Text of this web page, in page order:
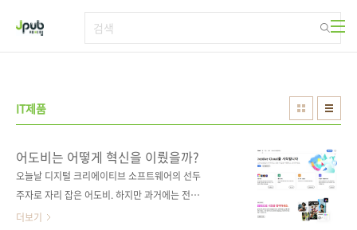
IT제품
어도비는 어떻게 혁신을 이뤘을까?
오늘날 디지털 크리에이티브 소프트웨어의 선두
주자로 자리 잡은 어도비. 하지만 과거에는 전통
적인 소프트웨어 판매 모델에 갇혀 점점 더 경쟁
더보기